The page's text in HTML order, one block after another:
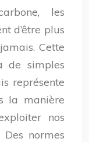
les
d’être plus
Cette
de simples
représente
la manière
nos
normes